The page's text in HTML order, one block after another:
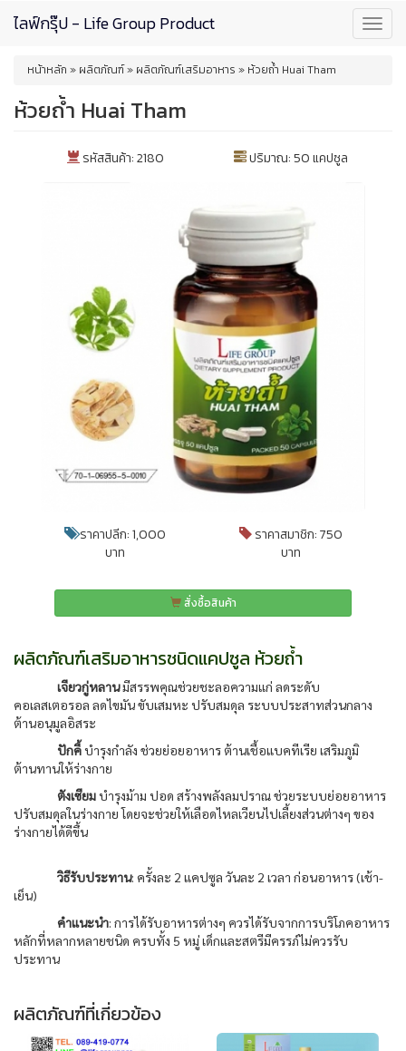
content
ไลฟ์กรุ๊ป - Life Group Product
You
here
หน้าหลัก » ผลิตภัณฑ์» ผลิตภัณฑ์เสริมอาหาร » ห้วยถ้ำ Huai Tham
ห้วยถ้ำ Huai Tham
รหัสสินค้า: 2180 ปริมาณ: 50 แคปซูล
ราคาปลีก: 1,000
บาท
ราคาสมาชิก: 750
บาท
สั่งซื้อสินค้า
ผลิตภัณฑ์เสริมอาหารชนิดแคปซูล ห้วยถ้ำ
เจียวกู่หลานมีสรรพคุณช่วยชะลอความแก่ ลดระดับ
คอเลสเตอรอล ลดไขมัน ขับเสมหะ ปรับสมดุล ระบบประสาทส่วนกลาง
ต้านอนุมูลอิสระ
ปักคี้บำรุงกำลัง ช่วยย่อยอาหาร ต้านเชื้อแบคทีเรีย เสริมภูมิ
ต้านทานให้ร่างกาย
ตังเซียมบำรุงม้าม ปอด สร้างพลังลมปราณ ช่วยระบบย่อยอาหาร
ปรับสมดุลในร่างกาย โดยจะช่วยให้เลือดไหลเวียนไปเลี้ยงส่วนต่างๆ ของ
ร่างกายได้ดีขึ้น
วิธีรับประทาน: ครั้งละ 2 แคปซูล วันละ 2 เวลา ก่อนอาหาร (เช้า-
เย็น)
คำแนะนำ: การได้รับอาหารต่างๆ ควรได้รับจากการบริโภคอาหาร
หลักที่หลากหลายชนิด ครบทั้ง 5 หมู่ เด็กและสตรีมีครรภ์ไม่ควรรับ
ประทาน
ผลิตภัณฑ์ที่เกี่ยวข้อง